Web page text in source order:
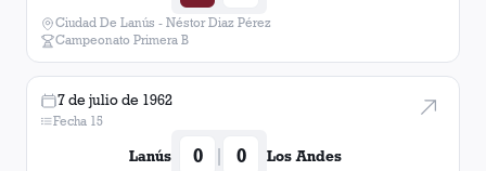
Ciudad De Lanús - Néstor Diaz Pérez
Campeonato Primera B
7 de julio de 1962
Fecha 15
Lanús 0 | 0 Los Andes